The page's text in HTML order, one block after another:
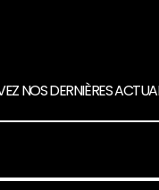
NOS DERNIÈRES